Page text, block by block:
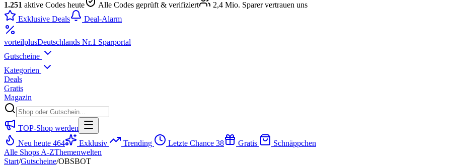
1.251 aktive Codes heute Alle Codes geprüft & verifiziert
2,4 Mio. Sparer vertrauen uns
Exklusive Deals
Deal-Alarm
vorteilplusDeutschlands Nr.1 Sparportal
Gutscheine
Kategorien
Deals
Gratis
Magazin
TOP-Shop werden
Neu heute 464 Exklusiv Trending Letzte Chance 38 Gratis
Schnäppchen
Alle Shops A-ZThemenwelten
Start/Gutscheine/OBSBOT